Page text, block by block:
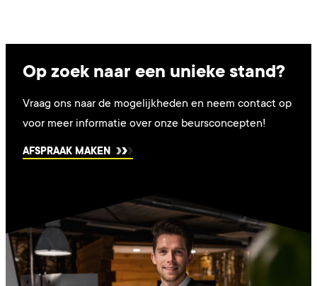
Op zoek naar een unieke stand?
Vraag ons naar de mogelijkheden en neem contact op
voor meer informatie over onze beursconcepten!
AFSPRAAK MAKEN